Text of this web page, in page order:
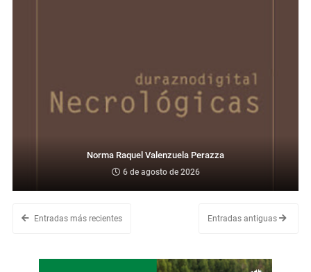
Norma Raquel Valenzuela Perazza
6 de agosto de 2026
Entradas más recientes Entradas antiguas